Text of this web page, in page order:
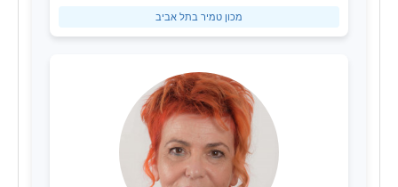
מכון טמיר בתל אביב